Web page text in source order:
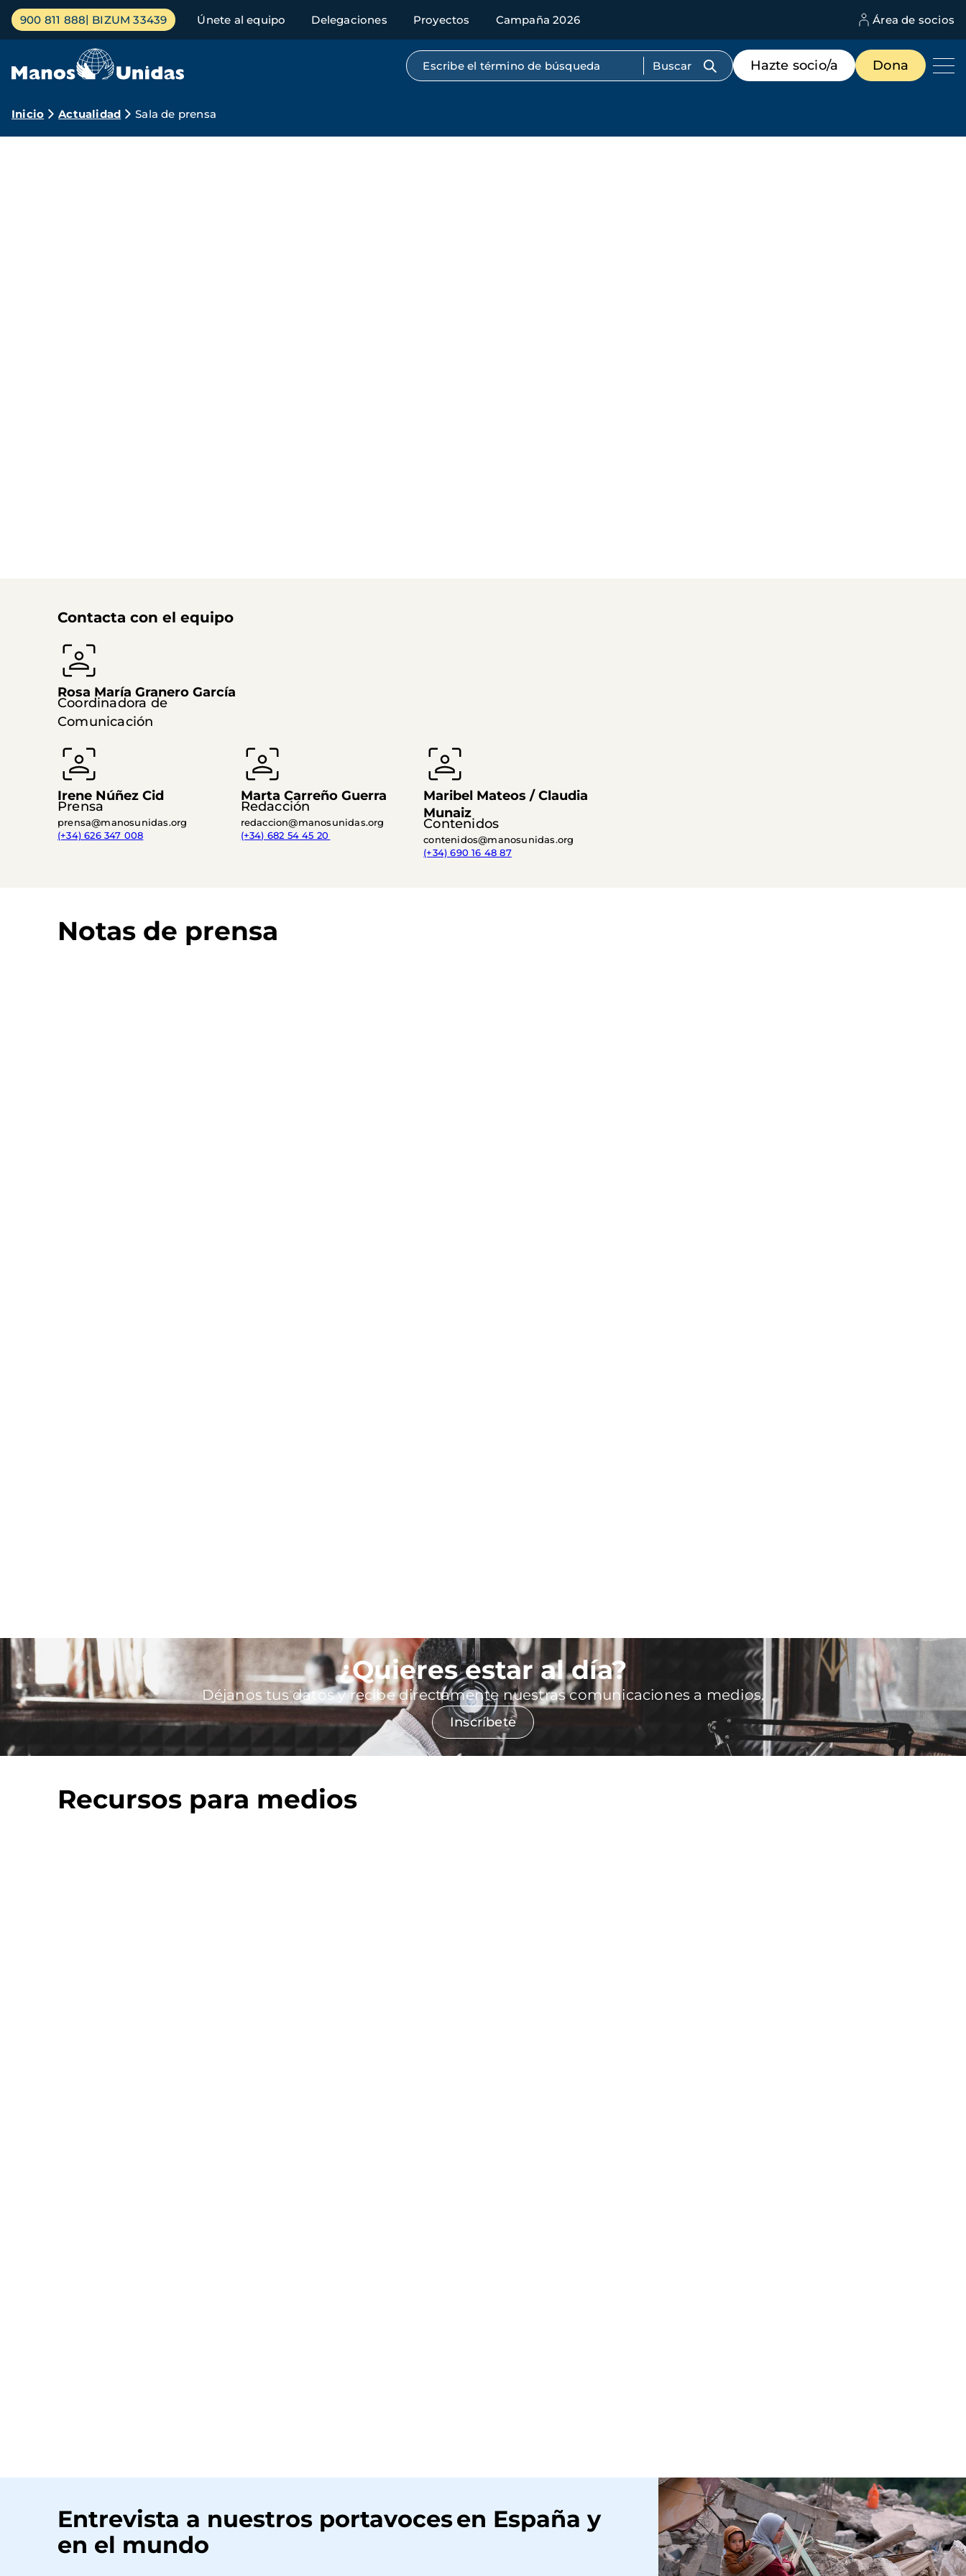
Pasar
contenido
Menú
principal
900 811 888 BIZUM 33439 Únete al equipo Delegaciones Proyectos Campaña 2026 Área de socios
Búsqueda por texto completo
Menú
de
destacados
Hazte socio/a Dona
Ruta
Inicio Actualidad Sala de prensa
Contacta con el equipo
Rosa María Granero García
Coordinadora de
Comunicación
Irene Núñez Cid
Prensa
prensa@manosunidas.org
(+34) 626 347 008
Marta Carreño Guerra
Redacción
redaccion@manosunidas.org
(+34) 682 54 45 20
Maribel Mateos / Claudia
Munaiz
Contenidos
contenidos@manosunidas.org
(+34) 690 16 48 87
Notas de prensa
Imagen ¿Quieres estar al día?
Déjanos tus datos y recibe directamente nuestras comunicaciones a medios.
Inscríbete(se abre en una ventana nueva)
Recursos para medios
Entrevista a nuestros portavoces en España y
en el mundo